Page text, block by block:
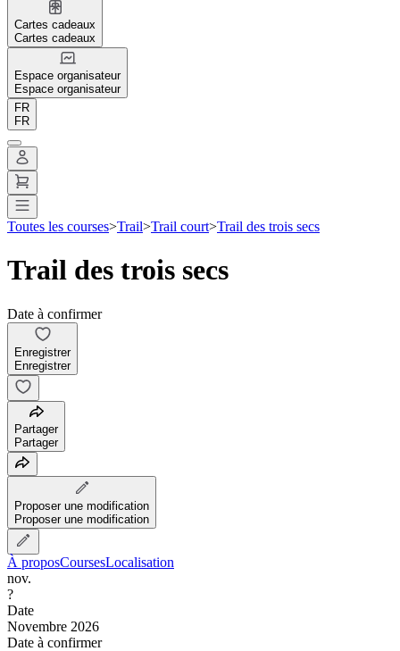
Cartes cadeaux
Cartes cadeaux
Espace organisateur
Espace organisateur
FR
FR
Toutes les courses>Trail>Trail court>Trail des trois secs
Trail des trois secs
Date à confirmer
Enregistrer
Enregistrer
Partager
Partager
Proposer une modification
Proposer une modification
À proposCoursesLocalisation
nov.
?
Date
Novembre 2026
Date à confirmer